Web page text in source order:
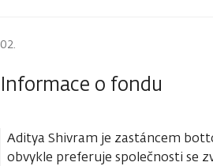
Informace o fondu
Aditya Shivram je zastáncem
obvykle preferuje společnosti se